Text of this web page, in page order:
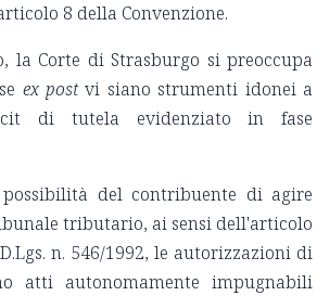
8 della Convenzione.
la Corte di Strasburgo si preoccupa
ex postvi siano strumenti idonei a
di tutela evidenziato in fase
del contribuente di agire
tributario, ai sensi dell'articolo
n. 546/1992, le autorizzazioni di
atti autonomamente impugnabili